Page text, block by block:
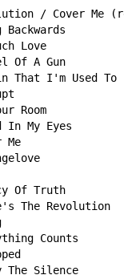
/ Cover Me
Backwards
Love
Of A Gun
That I'm Used To
Room
In My Eyes
Me
Of Truth
The Revolution
Counts
The Silence